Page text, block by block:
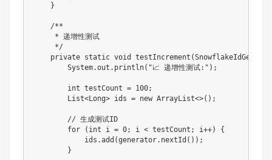
    }
    /**
     * 递增性测试
     */
private static void
        System.out.println("📈 递增性测试:");
        int testCount = 100;
        List<Long> ids = new ArrayList<>();
        // 生成测试ID
        for (int i = 0; i < testCount; i++) {
            ids.add(generator.nextId());
        }